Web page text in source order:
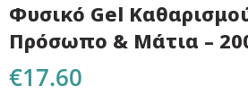
Φυσικό Gel
Πρόσωπο & Μάτια –
€17.60